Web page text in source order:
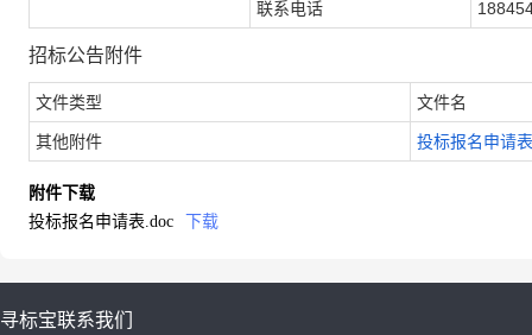
联系电话
招标公告附件
文件类型 文件名
其他附件 投标报名申请
附件下载
投标报名申请表.doc
下载
寻标宝联系我们